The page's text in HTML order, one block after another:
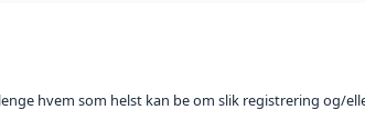
hvem som helst kan be om slik registrering og/